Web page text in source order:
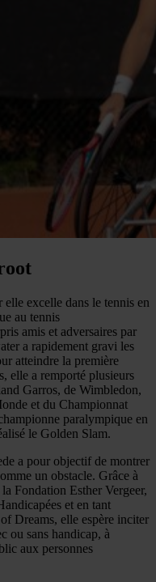
excelle dans le tennis en
au tennis
amis et adversaires par
a rapidement gravi les
atteindre la première
elle a remporté plusieurs
Garros, de Wimbledon,
et du Championnat
paralympique en
le Golden Slam.
a pour objectif de montrer
un obstacle. Grâce à
Fondation Esther Vergeer,
et en tant
Dreams, elle espère inciter
ou sans handicap, à
aux personnes